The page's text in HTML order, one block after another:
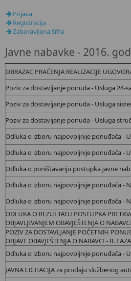
Prijava
Registracija
Zaboravljena šifra
Javne nabavke - 2016.
OBRAZAC PRAĆENJA REALIZACIJE
Poziv za dostavljanje ponuda - Usluga 24-
Poziv za dostavljanje ponuda - Usluga
Poziv za dostavljanje ponuda - Usluga
Odluka o izboru najpovoljnije ponuđača -
Odluka o izboru najpovoljnije ponuđača -
Odluka o poništavanju postupka javne
Odluka o izboru najpovoljnije ponuđača -
Odluka o izboru najpovoljnije ponuđača -
ODLUKA O REZULTATU POSTUPKA
OBJAVLJIVANJEM OBAVJEŠTENJA O
POZIV ZA DOSTAVLJANJE POČETNIH
OBJAVE OBAVJEŠTENJA O NABAVCI - II. FAZA
Odluka o izboru najpovoljnije ponuđača -
JAVNA LICITACIJA za prodaju službenog